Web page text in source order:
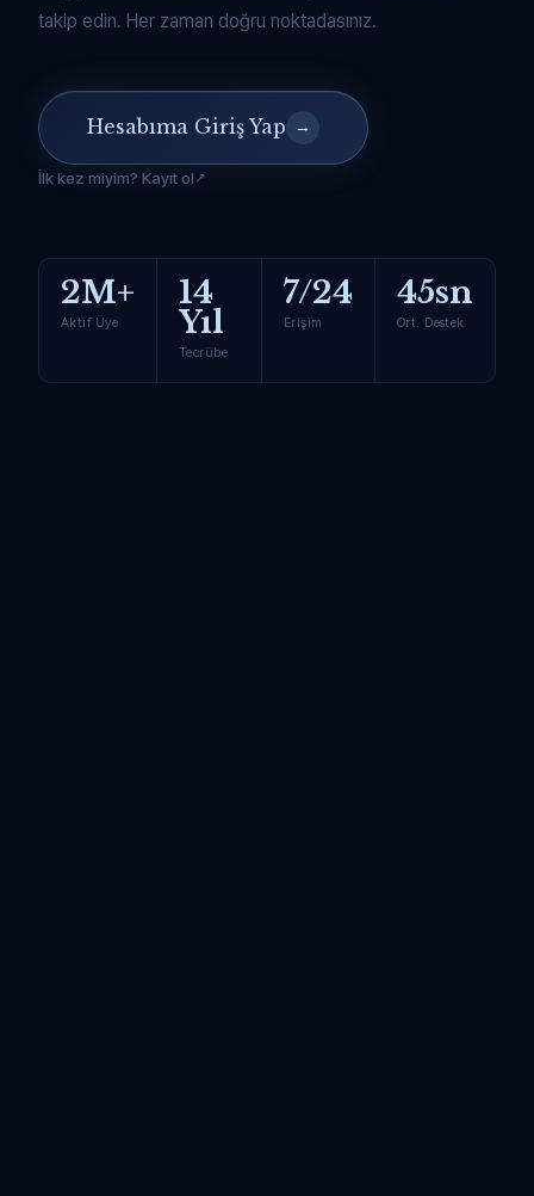
takip edin. Her zaman doğru noktadasınız.
Hesabıma Giriş Yap →
İlk kez miyim? Kayıt ol
2M+
Aktif Üye
14
Yıl
Tecrübe
7/24
Erişim
45sn
Ort. Destek